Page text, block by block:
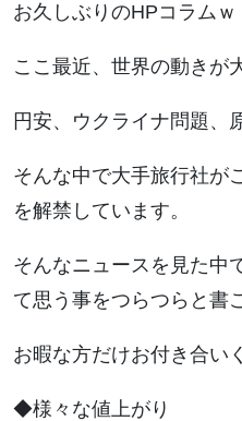
お久しぶりのHPコラムｗ
ここ最近、世界の動きが
円安、ウクライナ問題、
そんな中で大手旅行社が
を解禁しています。
そんなニュースを見た中
て思う事をつらつらと書
お暇な方だけお付き合い
◆様々な値上がり